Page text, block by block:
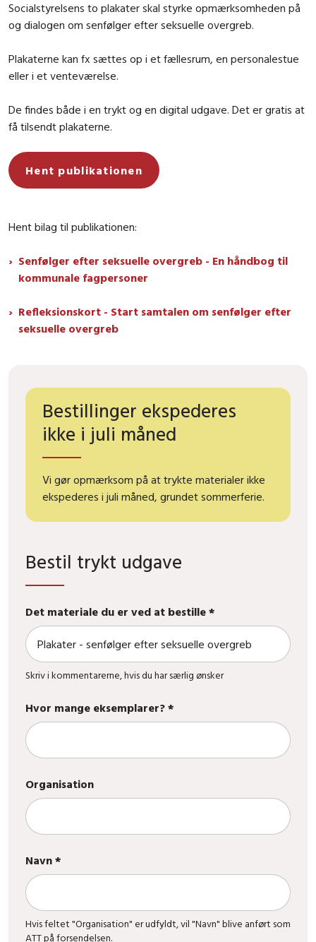
Socialstyrelsens to plakater skal styrke opmærksomheden på
og dialogen om senfølger efter seksuelle overgreb.
Plakaterne kan fx sættes op i et fællesrum, en personalestue
eller i et venteværelse.
De findes både i en trykt og en digital udgave. Det er gratis at
få tilsendt plakaterne.
Hent publikationen
Hent bilag til publikationen:
Senfølger efter seksuelle overgreb - En håndbog til
kommunale fagpersoner
Refleksionskort - Start samtalen om senfølger efter
seksuelle overgreb
Bestillinger ekspederes
ikke i juli måned
Vi gør opmærksom på at trykte materialer ikke
ekspederes i juli måned, grundet sommerferie.
Bestil trykt udgave
Det materiale du er ved at bestille *
Skriv i kommentarerne, hvis du har særlig ønsker
Hvor mange eksemplarer? *
Organisation
Navn *
Hvis feltet "Organisation" er udfyldt, vil "Navn" blive anført som
ATT på forsendelsen.